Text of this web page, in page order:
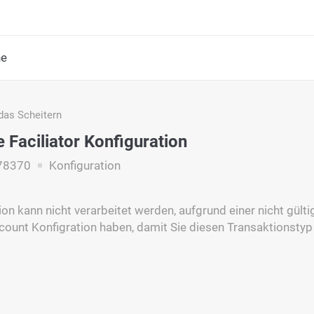
Scheitern
Faciliator Konfiguration
Konfiguration
kann nicht verarbeitet werden, aufgrund einer nicht
Konfigration haben, damit Sie diesen